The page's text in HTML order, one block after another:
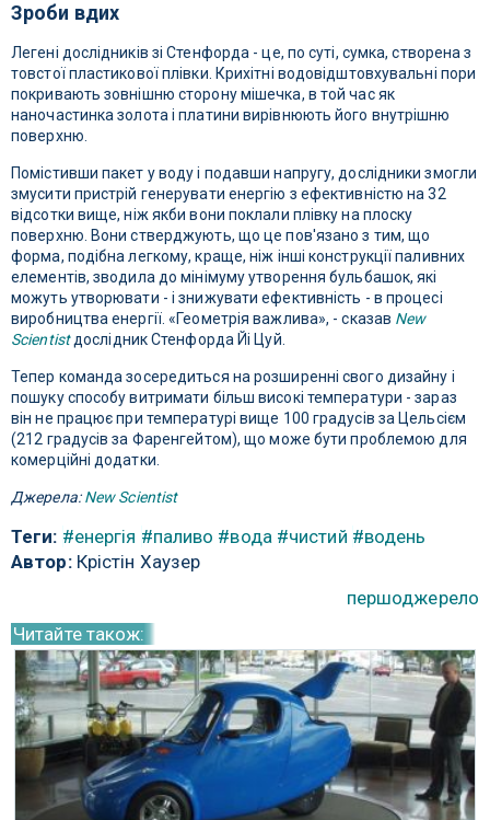
Зроби вдих
Легені дослідників зі Стенфорда - це, по суті, сумка, створена з
товстої пластикової плівки. Крихітні водовідштовхувальні пори
покривають зовнішню сторону мішечка, в той час як
наночастинка золота і платини вирівнюють його внутрішню
поверхню.
Помістивши пакет у воду і подавши напругу, дослідники змогли
змусити пристрій генерувати енергію з ефективністю на 32
відсотки вище, ніж якби вони поклали плівку на плоску
поверхню. Вони стверджують, що це пов'язано з тим, що
форма, подібна легкому, краще, ніж інші конструкції паливних
елементів, зводила до мінімуму утворення бульбашок, які
можуть утворювати - і знижувати ефективність - в процесі
виробництва енергії. «Геометрія важлива», - сказав New
Scientistдослідник Стенфорда Йі Цуй.
Тепер команда зосередиться на розширенні свого дизайну і
пошуку способу витримати більш високі температури - зараз
він не працює при температурі вище 100 градусів за Цельсієм
(212 градусів за Фаренгейтом), що може бути проблемою для
комерційні додатки.
Джерела:New Scientist
Теги: #енергія #паливо #вода #чистий #водень
Автор:Крістін Хаузер
першоджерело
Читайте також: